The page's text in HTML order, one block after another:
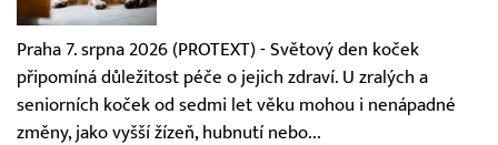
Praha 7. srpna 2026 (PROTEXT) - Světový den koček
připomíná důležitost péče o jejich zdraví. U zralých a
seniorních koček od sedmi let věku mohou i nenápadné
změny, jako vyšší žízeň, hubnutí nebo...